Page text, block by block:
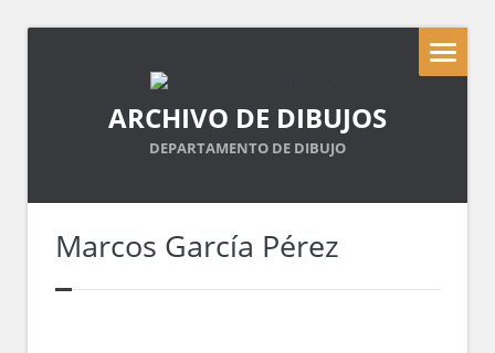
ARCHIVO DE DIBUJOS
DEPARTAMENTO DE DIBUJO
Marcos García Pérez